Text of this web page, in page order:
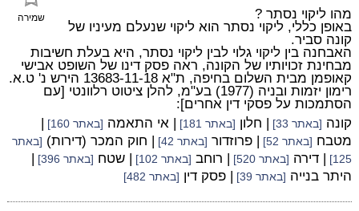
שמירה
מהו ליקוי נסתר ?
באופן כללי, ליקוי נסתר הוא ליקוי שנעלם מעיניו של
קונה סביר.
האבחנה בין ליקוי גלוי לבין ליקוי נסתר, היא בעלת חשיבות
מבחינת זכויותיו של הקונה, ראה פסק דינו של השופט אבישי
קאופמן מבית השלום בחיפה, ת"א 13683-11-18 הירש נ' ט.א.
רימון יזמות ובניה (1977) בע"מ, להלן ציטוט רלוונטי [עם
הסתמכות על פסקי דין אחרים]:
קונה [באתר 33] | חלון [באתר 181] | אי התאמה [באתר 160]
|
מטבח [באתר 52] | פרוזדור [באתר 42] | חוק המכר (דירות) [באתר
125]
| דירה [באתר 520] | רוחב [באתר 102] | שטח [באתר 396]
|
היתר בנייה [באתר 39] | פסק דין [באתר 482]